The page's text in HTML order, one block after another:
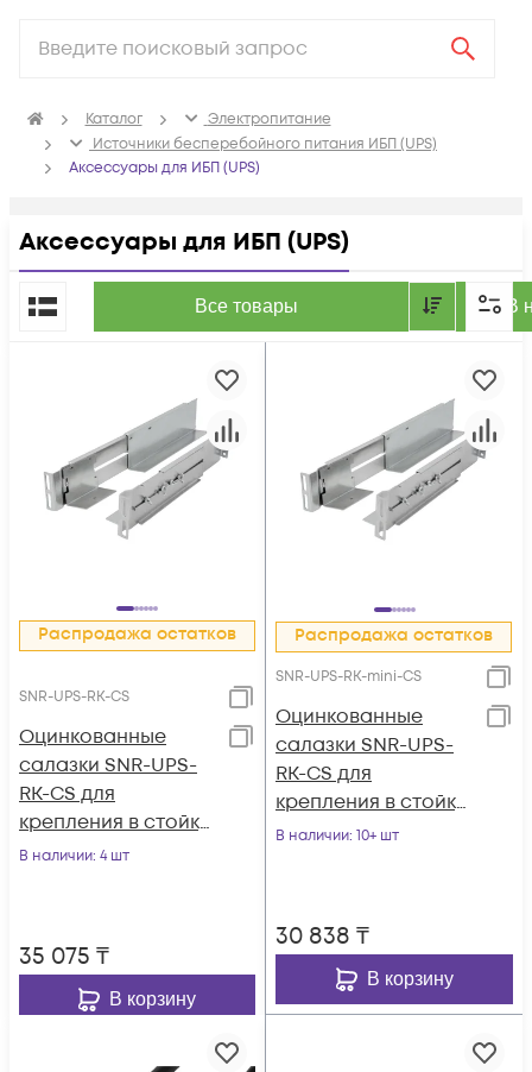
Каталог
Электропитание
Источники бесперебойного питания ИБП (UPS)
Аксессуары для ИБП (UPS)
Аксессуары для ИБП (UPS)
Все товары В
По популярности
Распродажа остатков
SNR-UPS-RK-CS
Оцинкованные
салазки SNR-UPS-
RK-CS для
крепления в стойку
ИБП серии SNR-UPS
В наличии: 4 шт
35 075 ₸
В корзину
Распродажа остатков
SNR-UPS-RK-mini-CS
Оцинкованные
cалазки SNR-UPS-
RK-CS для
крепления в стойку
глубиной 600-
В наличии: 10+ шт
30 838 ₸
В корзину